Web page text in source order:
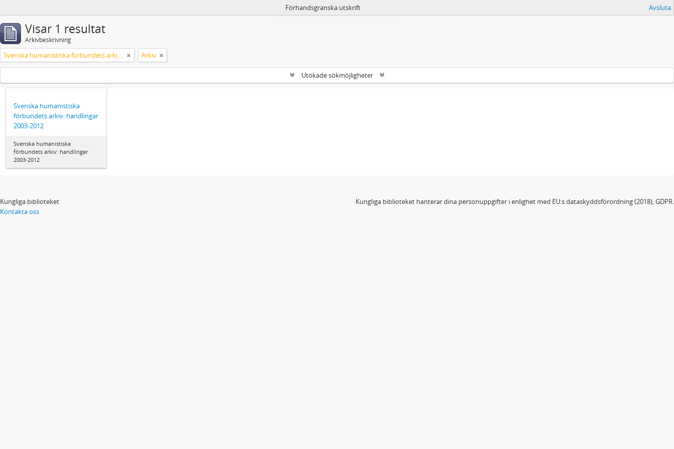
Förhandsgranska utskrift Avsluta
Visar 1 resultat
Arkivbeskrivning
Svenska humanistiska förbundets arkiv: handlingar 2003-2012 Arkiv
Utökade sökmöjligheter
Svenska humanistiska
förbundets arkiv: handlingar
2003-2012
Svenska humanistiska
förbundets arkiv: handlingar
2003-2012
Kungliga biblioteket
Kontakta oss
Kungliga biblioteket hanterar dina personuppgifter i enlighet med EU:s dataskyddsförordning (2018), GDPR.